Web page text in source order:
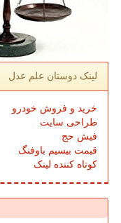
لینک دوستان علم عدل
خرید و فروش خودرو
طراحی سایت
فیش حج
قیمت بیسیم باوفنگ
کوتاه کننده لینک